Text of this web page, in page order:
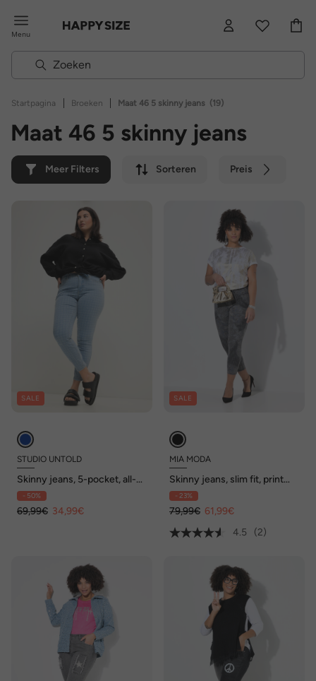
Menu
Startpagina | Broeken | Maat 46 5 skinny jeans (19)
Maat 46 5 skinny jeans
Meer Filters Sorteren Preis
SALE
STUDIO UNTOLD
Skinny jeans, 5-pocket, all-
over print
- 50%
69,99€ 34,99€
SALE
MIA MODA
Skinny jeans, slim fit, print
met siersteentjes
- 23%
79,99€ 61,99€
4.5
(2)